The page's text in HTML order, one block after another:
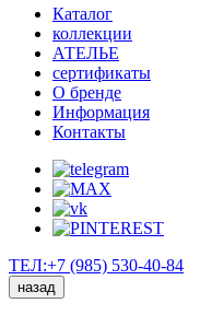
Каталог
коллекции
АТЕЛЬЕ
сертификаты
О бренде
Информация
Контакты
ТЕЛ:+7 (985) 530-40-84
назад